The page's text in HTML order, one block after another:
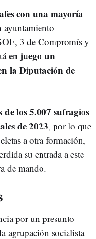
con una mayoría
ayuntamiento
3 de Compromís y
en juego un
la Diputación de
de los 5.007 sufragios
de 2023, por lo que
a otra formación,
su entrada a este
de mando.
por un presunto
agrupación socialista